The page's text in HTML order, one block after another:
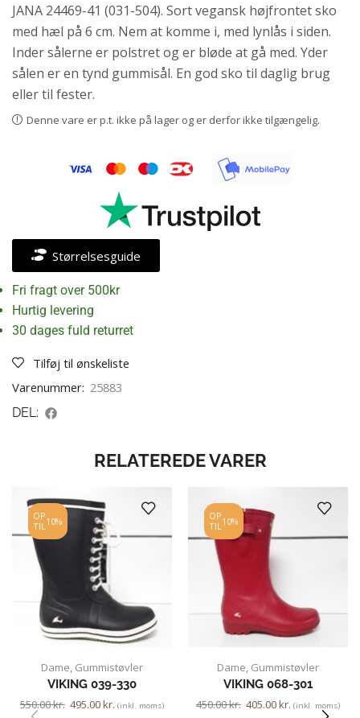
JANA 24469-41 (031-504). Sort vegansk højfrontet sko
med hæl på 6 cm. Nem at komme i, med lynlås i siden.
Inder sålerne er polstret og er bløde at gå med. Yder
sålen er en tynd gummisål. En god sko til daglig brug
eller til fester.
Denne vare er p.t. ikke på lager og er derfor ikke tilgængelig.
Størrelsesguide
Fri fragt over 500kr
Hurtig levering
30 dages fuld returret
Tilføj til ønskeliste
Varenummer: 25883
DEL:
RELATEREDE VARER
OP
TIL10%
Dame, Gummistøvler
VIKING 039-330
550.00kr. 495.00kr. (inkl. moms)
OP
TIL10%
Dame, Gummistøvler
VIKING 068-301
450.00kr. 405.00kr. (inkl. moms)